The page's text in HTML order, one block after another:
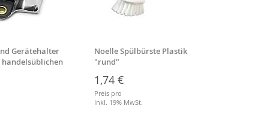
Gerätehalter
Noelle Spülbürste Plastik
"rund"
1,74 €
Preis pro
Inkl. 19% MwSt.